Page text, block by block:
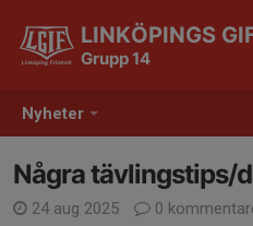
Nyheter
LINKÖPINGS
Grupp 14
Några tävlingstips/
24 aug 2025
0